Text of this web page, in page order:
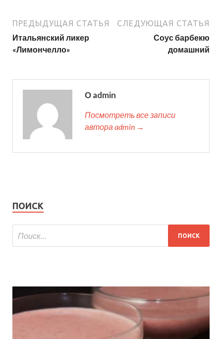
ПРЕДЫДУЩАЯ СТАТЬЯ
Итальянский ликер
«Лимончелло»
СЛЕДУЮЩАЯ СТАТЬЯ
Соус барбекю
домашний
О admin
Посмотреть все записи
автора admin →
ПОИСК